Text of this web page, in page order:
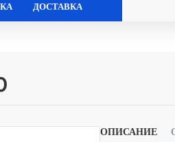
ДОСТАВКА
ОПИСАНИЕ